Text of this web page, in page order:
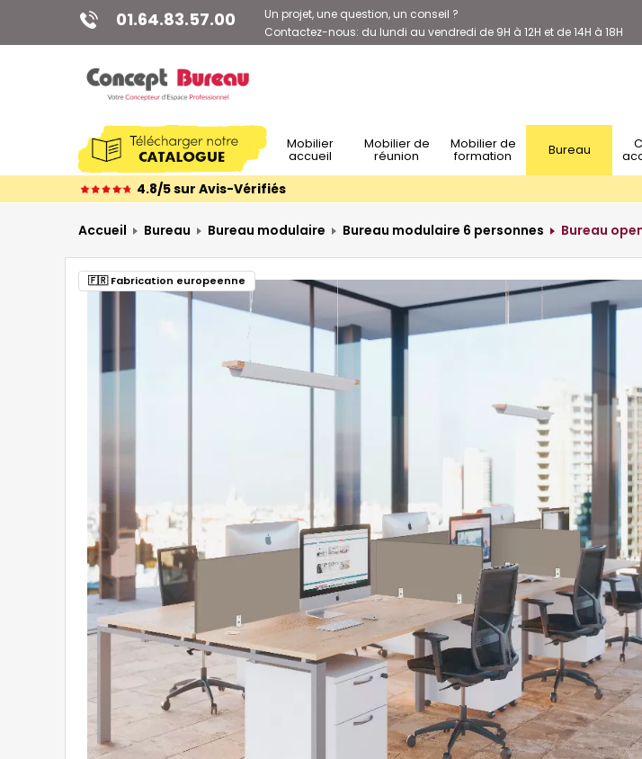
01.64.83.57.00
Un projet, une question, un conseil ?
Contactez-nous: du lundi au vendredi de 9H à 12H et de 14H à 18H
Mobilier
accueil
Mobilier de
réunion
Mobilier de
formation
Bureau
Cabine
4.8/5 sur Avis-Vérifiés
Accueil Bureau Bureau modulaire Bureau modulaire 6 personnes Bureau